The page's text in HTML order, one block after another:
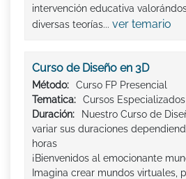
intervención educativa
diversas teorías... ver temario
Curso de Diseño en 3D
Método:
Curso FP Presencial
Tematica:
Cursos Especializados
Duración:
Nuestro Curso de
variar sus duraciones
horas
¡Bienvenidos al emocionante
Imagina crear mundos virtuales,